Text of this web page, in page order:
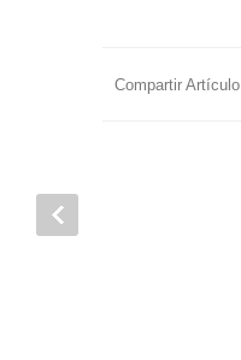
Compartir Artículo